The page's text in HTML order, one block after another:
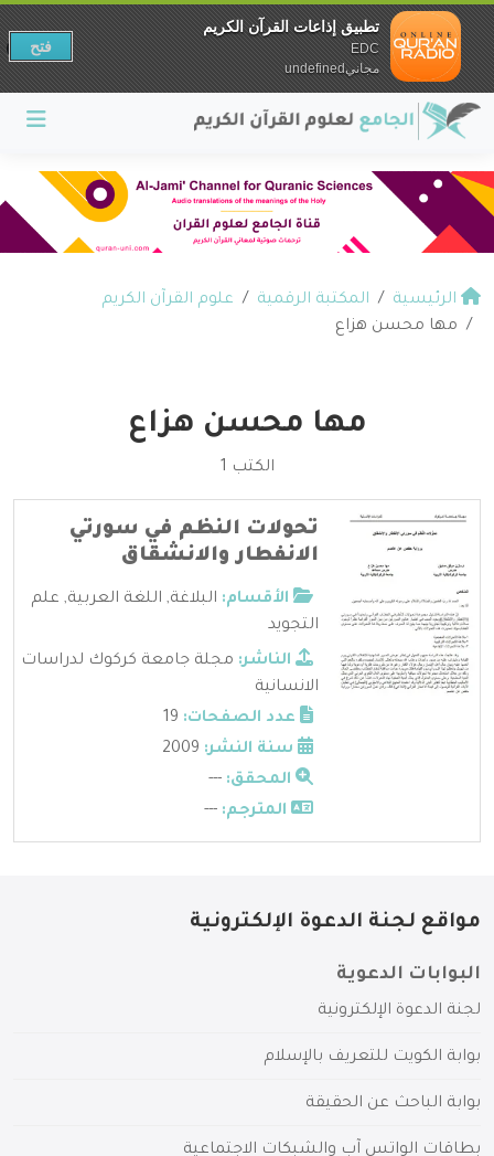
الرئيسية المكتبة الرقمية
علوم القرآن الكريم
مها محسن هزاع
مها محسن هزاع
الكتب 1
تحولات النظم في سورتي
الانفطار والانشقاق
الأقسام: البلاغة, اللغة العربية, علم
التجويد
الناشر: مجلة جامعة كركوك لدراسات
الانسانية
عدد الصفحات:
سنة النشر:
المحقق: ---
المترجم: ---
مواقع لجنة الدعوة الإلكترونية
البوابات الدعوية
لجنة الدعوة الإلكترونية
بوابة الكويت للتعريف بالإسلام
بوابة الباحث عن الحقيقة
بطاقات الواتس آب والشبكات الاجتماعية
تطبيق إذاعات القرآن الكريم
EDC
مجانيundefined
فتح